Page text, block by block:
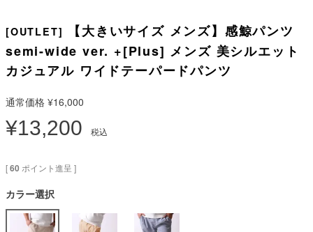
[OUTLET]
【大きいサイズ メンズ】感鯨パンツ
semi-wide ver. +[Plus] メンズ 美シルエット
カジュアル ワイドテーパードパンツ
通常価格 ¥16,000
¥13,200 税込
[60 ポイント進呈 ]
カラー選択